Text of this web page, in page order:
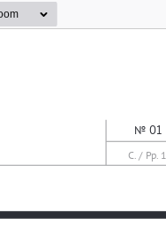
No 01
C. / Pp.